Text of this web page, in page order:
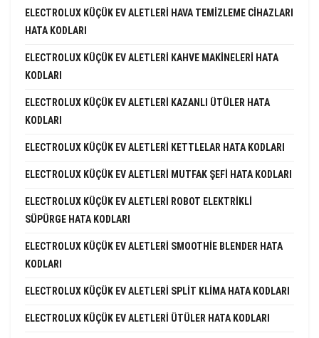
ELECTROLUX KÜÇÜK EV ALETLERI HAVA TEMIZLEME CIHAZLARI
HATA KODLARI
ELECTROLUX KÜÇÜK EV ALETLERI KAHVE MAKINELERI HATA
KODLARI
ELECTROLUX KÜÇÜK EV ALETLERI KAZANLI ÜTÜLER HATA
KODLARI
ELECTROLUX KÜÇÜK EV ALETLERI KETTLELAR HATA KODLARI
ELECTROLUX KÜÇÜK EV ALETLERI MUTFAK ŞEFI HATA KODLARI
ELECTROLUX KÜÇÜK EV ALETLERI ROBOT ELEKTRIKLI
SÜPÜRGE HATA KODLARI
ELECTROLUX KÜÇÜK EV ALETLERI SMOOTHIE BLENDER HATA
KODLARI
ELECTROLUX KÜÇÜK EV ALETLERI SPLIT KLIMA HATA KODLARI
ELECTROLUX KÜÇÜK EV ALETLERI ÜTÜLER HATA KODLARI